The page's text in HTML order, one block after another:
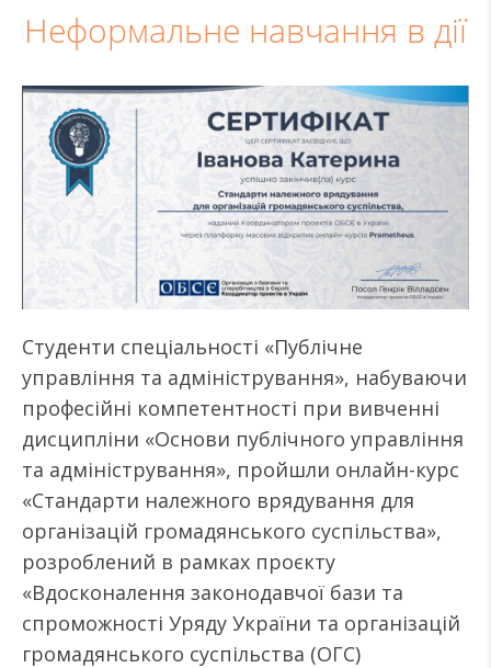
Неформальне навчання в дії
Студенти спеціальності «Публічне
управління та адміністрування», набуваючи
професійні компетентності при вивченні
дисципліни «Основи публічного управління
та адміністрування», пройшли онлайн-курс
«Стандарти належного врядування для
організацій громадянського суспільства»,
розроблений в рамках проєкту
«Вдосконалення законодавчої бази та
спроможності Уряду України та організацій
громадянського суспільства (ОГС)